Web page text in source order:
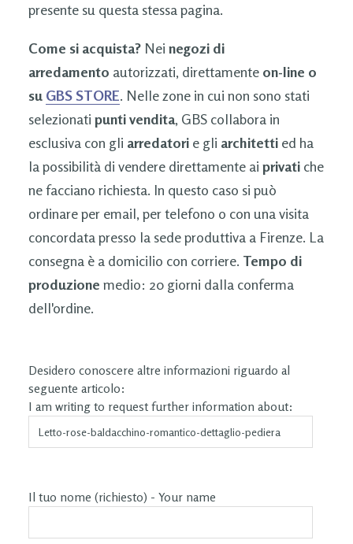
presente su questa stessa pagina.
Come si acquista?Nei negozi di
arredamento autorizzati, direttamente on-line o
su GBS STORE. Nelle zone in cui non sono stati
selezionati punti vendita, GBS collabora in
esclusiva con gli arredatorie gli architettied ha
la possibilità di vendere direttamente ai privatiche
ne facciano richiesta. In questo caso si può
ordinare per email, per telefono o con una visita
concordata presso la sede produttiva a Firenze. La
consegna è a domicilio con corriere. Tempo di
produzione medio: 20 giorni dalla conferma
dell'ordine.
Desidero conoscere altre informazioni riguardo al
seguente articolo:
I am writing to request further information about:
Il tuo nome (richiesto) - Your name